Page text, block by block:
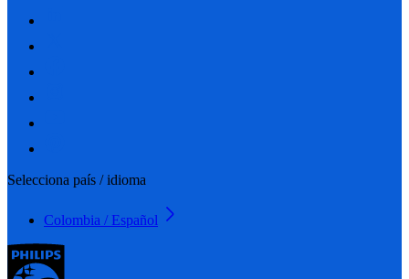
Selecciona país / idioma
Colombia / Español